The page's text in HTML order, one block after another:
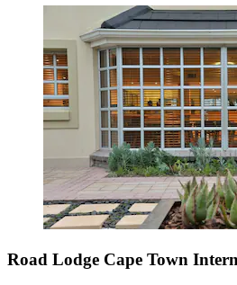
Road Lodge Cape Town